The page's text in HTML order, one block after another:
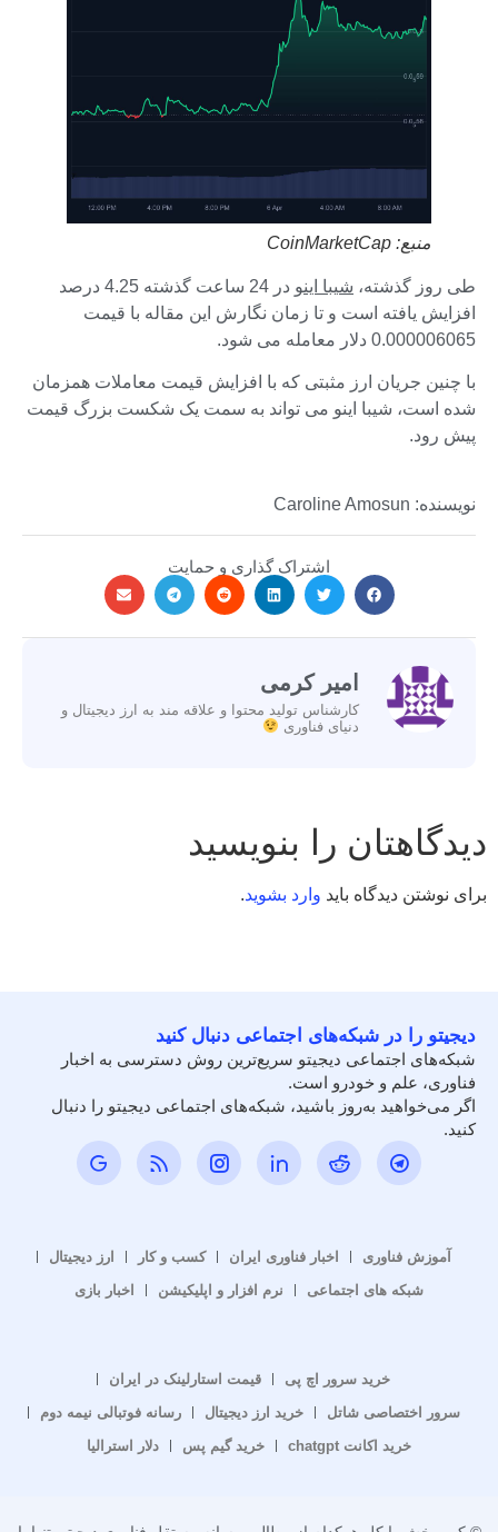
منبع: CoinMarketCap
طی روز گذشته، شیبا اینو
در 24 ساعت گذشته 4.25 درصد
افزایش یافته است و تا زمان نگارش این مقاله با قیمت
0.000006065 دلار معامله می شود.
با چنین جریان ارز مثبتی که با افزایش قیمت معاملات همزمان
شده است، شیبا اینو می تواند به سمت یک شکست بزرگ قیمت
پیش رود.
نویسنده: Caroline Amosun
اشتراک گذاری و حمایت
امیر کرمی
کارشناس تولید محتوا و علاقه مند به ارز دیجیتال و
دنیای فناوری
دیدگاهتان را بنویسید
برای نوشتن دیدگاه باید وارد بشوید.
دیجیتو را در شبکه‌های اجتماعی دنبال کنید
شبکه‌های اجتماعی دیجیتو سریع‌ترین روش دسترسی به اخبار
فناوری، علم و خودرو است.
اگر می‌خواهید به‌روز باشید، شبکه‌های اجتماعی دیجیتو را دنبال
کنید.
آموزش فناوری اخبار فناوری ایران کسب و کار
ارز دیجیتال
شبکه های اجتماعی
نرم افزار و اپلیکیشن اخبار بازی
خرید سرور اچ پی
قیمت استارلینک در ایران
سرور اختصاصی شاتل
خرید ارز دیجیتال
رسانه فوتبالی نیمه دوم
خرید اکانت chatgpt
خرید گیم پس دلار استرالیا